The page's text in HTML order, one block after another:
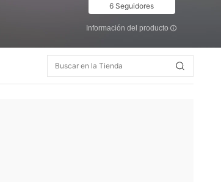
6 Seguidores
Información del producto